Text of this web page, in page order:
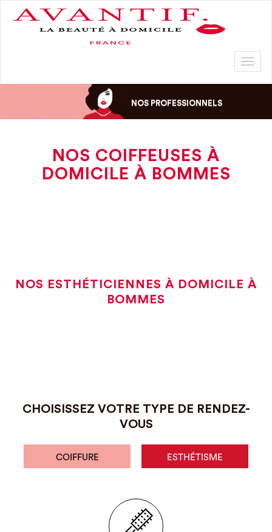
NOS PROFESSIONNELS
NOS COIFFEUSES À
DOMICILE À BOMMES
NOS ESTHÉTICIENNES À DOMICILE À
BOMMES
CHOISISSEZ VOTRE TYPE DE RENDEZ-
VOUS
COIFFURE ESTHÉTISME